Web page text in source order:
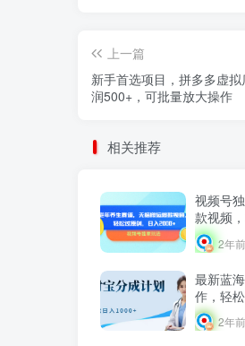
上一篇
新手首选项目，拼多多虚
润500+，可批量放大操作
相关推荐
视频号
款视频
2年前
最新蓝
作，轻
2年前